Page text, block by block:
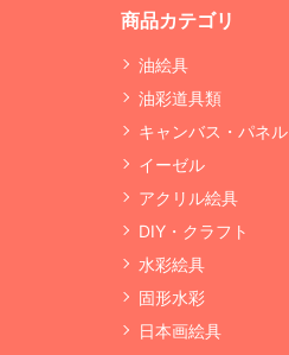
商品カテゴリ
油絵具
油彩道具類
キャンバス・パネル
イーゼル
アクリル絵具
DIY・クラフト
水彩絵具
固形水彩
日本画絵具